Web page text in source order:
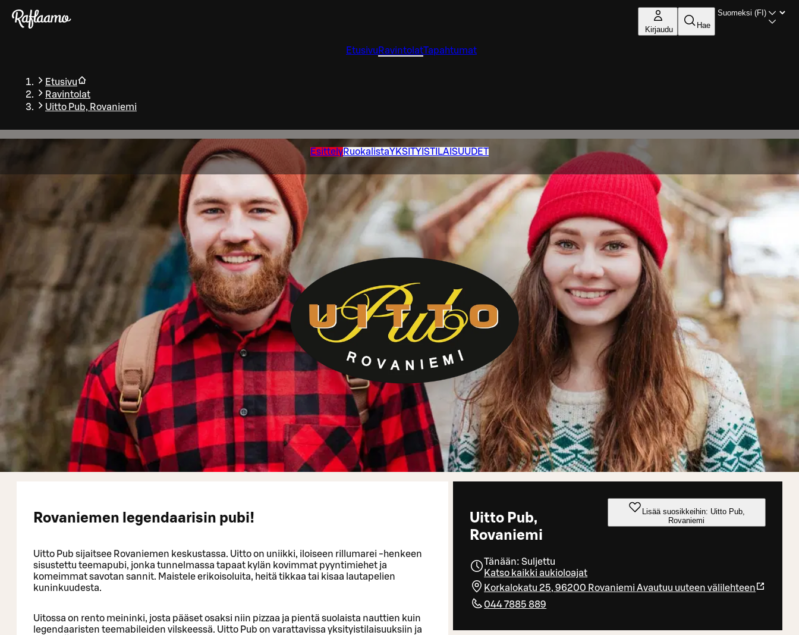
Siirry pääsisältöön
Kirjaudu Hae
Etusivu RavintolatTapahtumat
Etusivu
Ravintolat
Uitto Pub, Rovaniemi
EsittelyRuokalistaYKSITYISTILAISUUDET
Uitto Pub,
Rovaniemi
Lisää suosikkeihin: Uitto Pub,
Rovaniemi
Tänään: Suljettu
Katso kaikki aukioloajat
Korkalokatu 25, 96200 Rovaniemi Avautuu uuteen välilehteen
044 7885 889
Rovaniemen legendaarisin pubi!
Uitto Pub sijaitsee Rovaniemen keskustassa. Uitto on uniikki, iloiseen rillumarei -henkeen
sisustettu teemapubi, jonka tunnelmassa tapaat kylän kovimmat pyyntimiehet ja
komeimmat savotan sannit. Maistele erikoisoluita, heitä tikkaa tai kisaa lautapelien
kuninkuudesta.
Uitossa on rento meininki, josta pääset osaksi niin pizzaa ja pientä suolaista nauttien kuin
legendaaristen teemabileiden vilskeessä. Uitto Pub on varattavissa yksityistilaisuuksiin ja